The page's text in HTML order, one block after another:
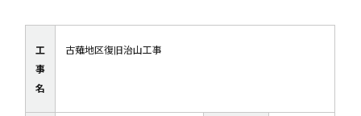
工
事
名
古薙地区復旧治山工事